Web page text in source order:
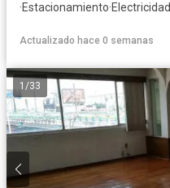
·Estacionamiento·Electricidad
Actualizado hace 0 semanas
1 /33